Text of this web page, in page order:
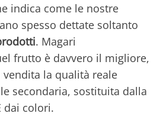
indica come le nostre
spesso dettate soltanto
. Magari
frutto è davvero il migliore,
la qualità reale
secondaria, sostituita dalla
dai colori.